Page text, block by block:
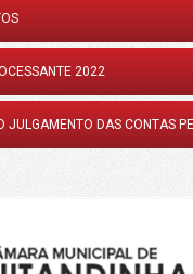
2022
JULGAMENTO DAS CONTAS